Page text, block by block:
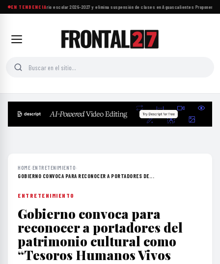
EN TENDENCIA
SEP ajusta calendario escolar 2026-2027 y elimina suspensión de clases en Aguascalientes·Proponen
HOME›ENTRETENIMIENTO›
GOBIERNO CONVOCA PARA RECONOCER A PORTADORES DE...
ENTRETENIMIENTO
Gobierno convoca para
reconocer a portadores del
patrimonio cultural como
“Tesoros Humanos Vivos